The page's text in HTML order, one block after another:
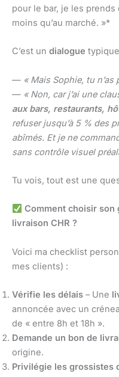
pour le bar, je les
moins qu’au marché. »*
C’est un dialogue
— « Mais Sophie, tu
— « Non, car j’ai une
aux bars, restaurants,
refuser jusqu’à 5 % des
abîmés. Et je ne
sans contrôle visuel
Tu vois, tout est une
Comment choisir son
livraison CHR ?
Voici ma checklist
mes clients) :
Vérifie les délais – Une
annoncée avec un
de « entre 8h et 18h ».
Demande un bon de
origine.
Privilégie les grossistes